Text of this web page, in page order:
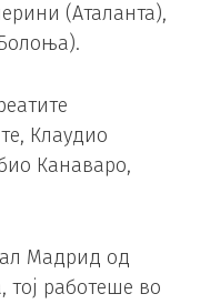
(Аталанта),
Клаудио
Канаваро,
Мадрид од
тој работеше во